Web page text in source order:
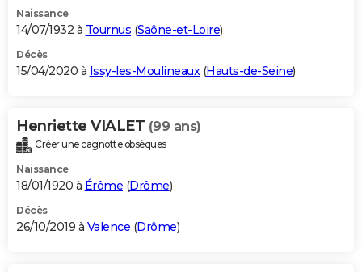
Naissance
14/07/1932 à Tournus (Saône-et-Loire)
Décès
15/04/2020 à Issy-les-Moulineaux(Hauts-de-Seine)
Henriette VIALET (99 ans)
Créer une cagnotte obsèques
Naissance
18/01/1920 à Érôme (Drôme)
Décès
26/10/2019 à Valence (Drôme)